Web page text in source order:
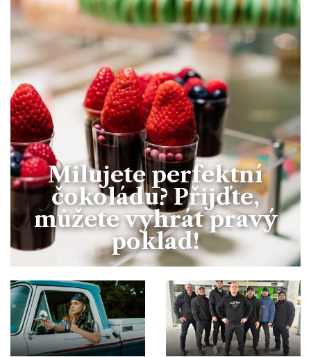
Milujete perfektní
čokoládu? Přijďte,
můžete vyhrát pravý
poklad!